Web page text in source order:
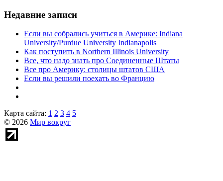
Недавние записи
Если вы собрались учиться в Америке: Indiana
University/Purdue University Indianapolis
Как поступить в Northern Illinois University
Все, что надо знать про Соединенные Штаты
Все про Америку: столицы штатов США
Если вы решили поехать во Францию
Карта сайта: 1 2 3 4 5
© 2026 Мир вокруг